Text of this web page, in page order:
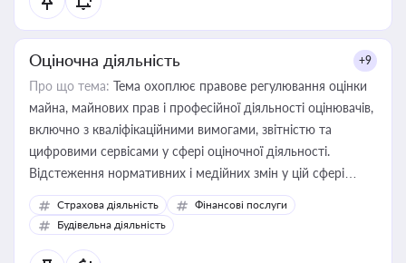
Оціночна діяльність +9
Про що тема: Тема охоплює правове регулювання оцінки
майна, майнових прав і професійної діяльності оцінювачів,
включно з кваліфікаційними вимогами, звітністю та
цифровими сервісами у сфері оціночної діяльності.
Відстеження нормативних і медійних змін у цій сфері
корисне для власника бізнесу, керівника, юриста або
бухгалтера під час оподаткування, приватизації, оренди
державного майна, корпоративних угод і перевірки
статусу суб'єктів оціночної діяльності
Страхова діяльність
Фінансові послуги
Будівельна діяльність